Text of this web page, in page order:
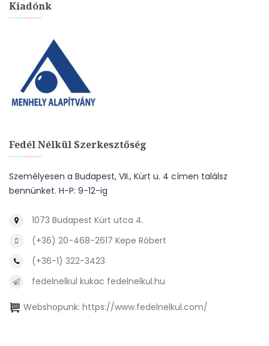
Kiadónk
Fedél Nélkül Szerkesztőség
Személyesen a Budapest, VII., Kürt u. 4 címen találsz
bennünket. H-P: 9-12-ig
1073 Budapest Kürt utca 4.
(+36) 20-468-2617 Kepe Róbert
(+36-1) 322-3423
fedelnelkul kukac fedelnelkul.hu
Webshopunk: https://www.fedelnelkul.com/